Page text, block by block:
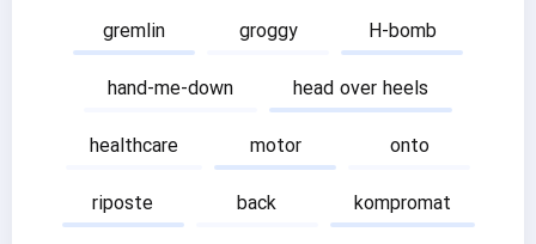
gremlin groggy
H-bomb
hand-me-down
head over heels
healthcare
motor
onto
riposte
back
kompromat